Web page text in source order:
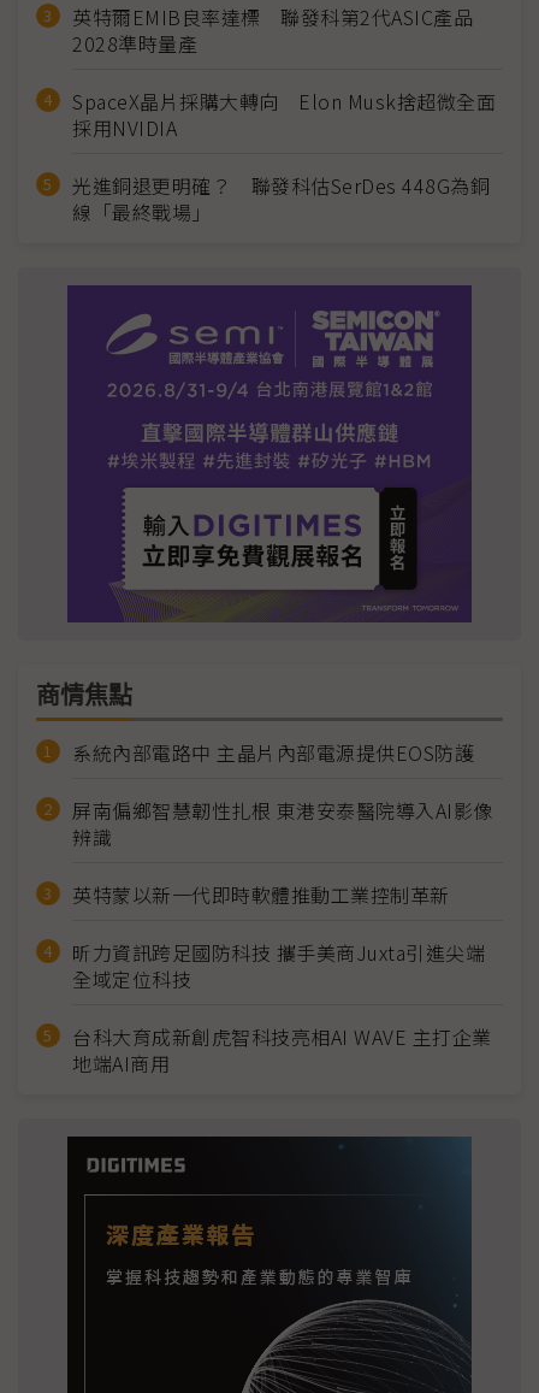
英特爾EMIB良率達標 聯發科第2代ASIC產品
2028準時量產
SpaceX晶片採購大轉向 Elon Musk捨超微全面
採用NVIDIA
光進銅退更明確？ 聯發科估SerDes 448G為銅
線「最終戰場」
商情焦點
系統內部電路中 主晶片內部電源提供EOS防護
屏南偏鄉智慧韌性扎根 東港安泰醫院導入AI影像
辨識
英特蒙以新一代即時軟體推動工業控制革新
昕力資訊跨足國防科技 攜手美商Juxta引進尖端
全域定位科技
台科大育成新創虎智科技亮相AI WAVE 主打企業
地端AI商用